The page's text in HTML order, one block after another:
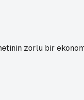
zorlu bir